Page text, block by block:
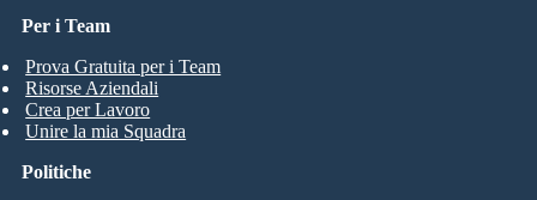
Per i Team
Prova Gratuita per i Team
Risorse Aziendali
Crea per Lavoro
Unire la mia Squadra
Politiche